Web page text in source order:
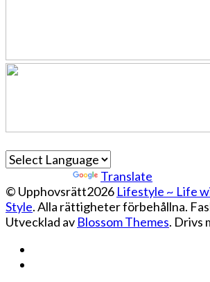
Translate
© Upphovsrätt2026 Lifestyle ~ Life
Style. Alla rättigheter förbehållna.
Utvecklad av Blossom Themes. Drivs